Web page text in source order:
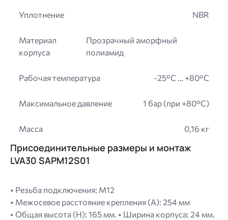
Уплотнение NBR
Материал
корпуса
Прозрачный аморфный
полиамид
Рабочая температура -25°C … +80°C
Максимальное давление 1 бар (при +80°C)
Масса 0,16 кг
Присоединительные размеры и монтаж
LVA30 SAPM12S01
• Резьба подключения: M12
• Межосевое расстояние крепления (A): 254 мм
• Общая высота (H): 165 мм. • Ширина корпуса: 24 мм.